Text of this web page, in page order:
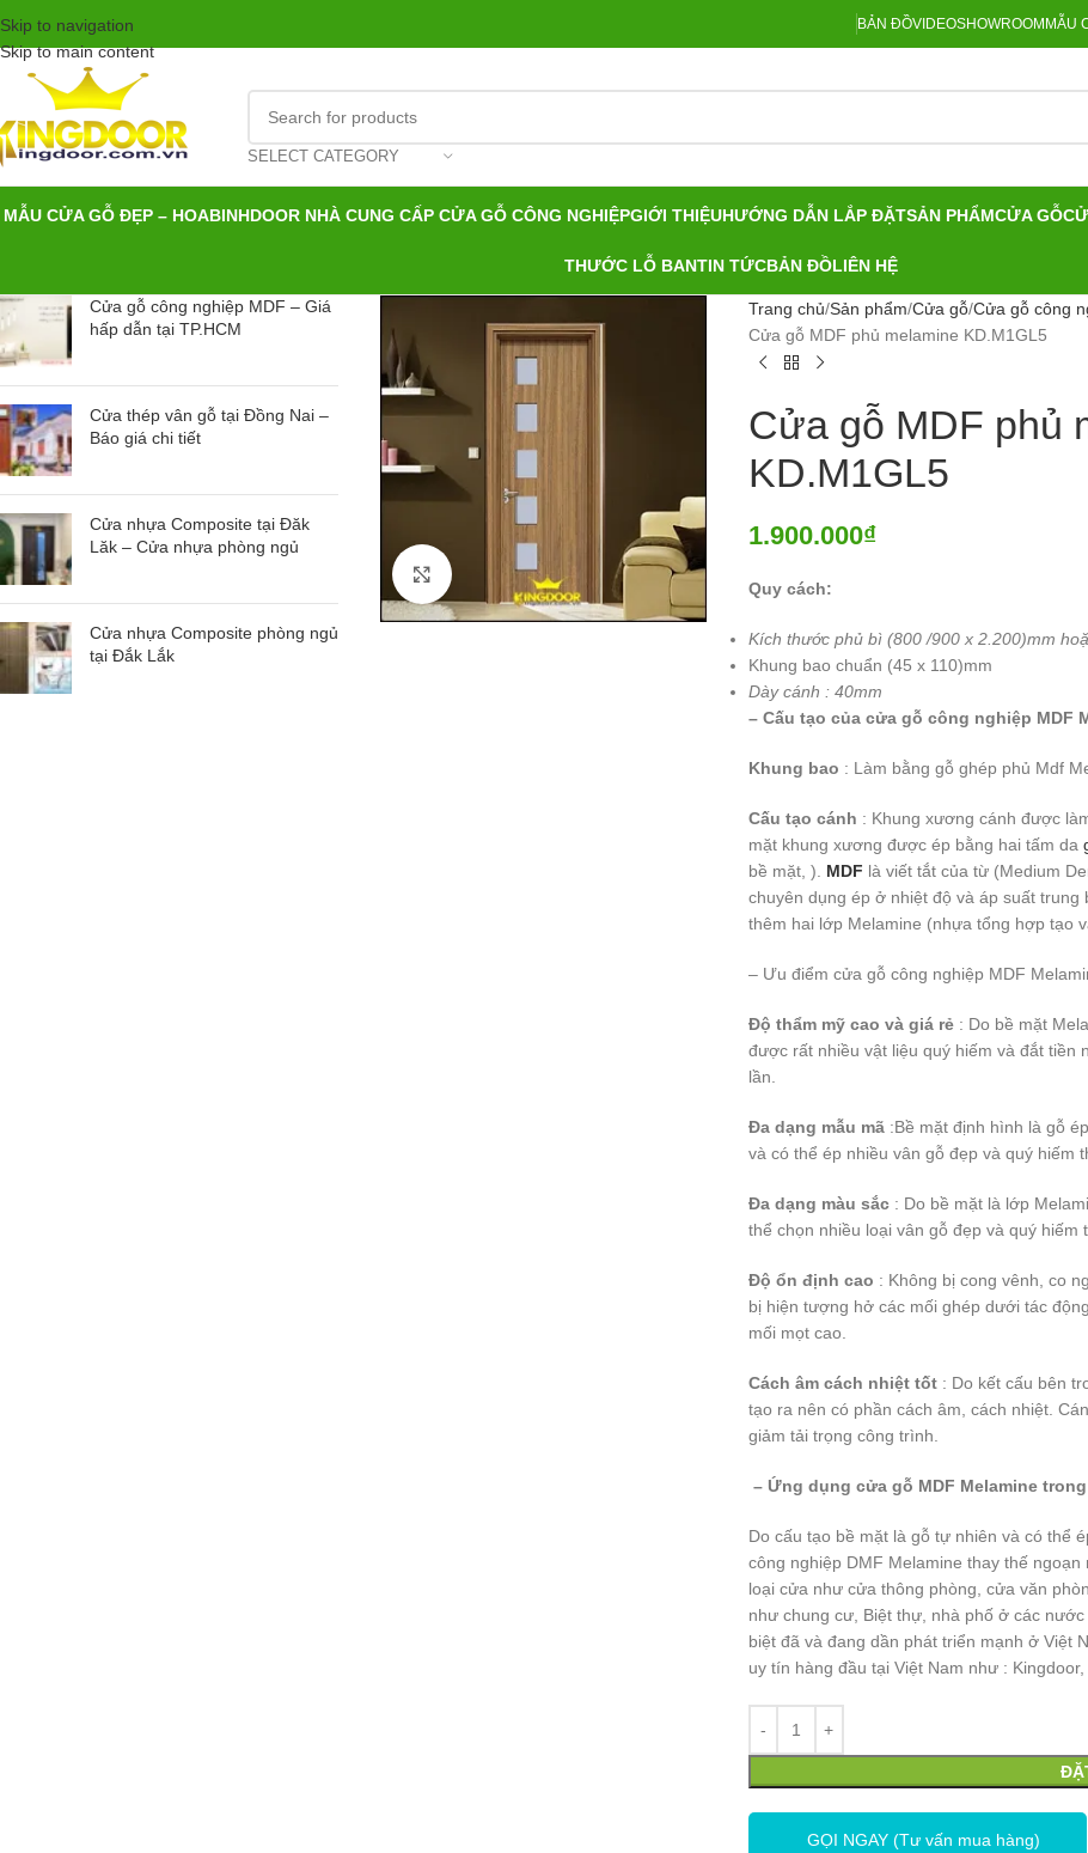
Skip to navigation
Skip to main content
BẢN ĐỒVIDEOSHOWROOM MẪU
SELECT CATEGORY
MẪU CỬA GỖ ĐẸP – HOABINHDOOR NHÀ CUNG CẤP CỬA GỖ CÔNG NGHIỆPGIỚI THIỆUHƯỚNG DẪN LẮP ĐẶTSẢN PHẨMCỬA GỖ
THƯỚC LỖ BANTIN TỨCBẢN ĐỒLIÊN HỆ
Cửa gỗ công nghiệp MDF – Giá
hấp dẫn tại TP.HCM
Cửa thép vân gỗ tại Đồng Nai –
Báo giá chi tiết
Cửa nhựa Composite tại Đăk
Lăk – Cửa nhựa phòng ngủ
Cửa nhựa Composite phòng ngủ
tại Đắk Lắk
Click to enlarge
Trang chủ Sản phẩm Cửa gỗ Cửa gỗ công
Cửa gỗ MDF phủ melamine KD.M1GL5
Cửa gỗ MDF phủ
KD.M1GL5
1.900.000₫
Quy cách:
Kích thước phủ bì (800 /900 x 2.200)mm
Khung bao chuẩn (45 x 110)mm
Dày cánh : 40mm
– Cấu tạo của cửa gỗ công nghiệp MDF
Khung bao : Làm bằng gỗ ghép phủ Mdf
Cấu tạo cánh : Khung xương cánh được
mặt khung xương được ép bằng hai tấm da
bề mặt, ). MDF là viết tắt của từ (Medium
chuyên dụng ép ở nhiệt độ và áp suất
thêm hai lớp Melamine (nhựa tổng hợp tạo
– Ưu điểm cửa gỗ công nghiệp MDF
Độ thẩm mỹ cao và giá rẻ: Do bề mặt
được rất nhiều vật liệu quý hiếm và đắt tiền
lần.
Đa dạng mẫu mã:Bề mặt định hình là gỗ
và có thể ép nhiều vân gỗ đẹp và quý hiếm
Đa dạng màu sắc: Do bề mặt là lớp
thể chọn nhiều loại vân gỗ đẹp và quý
Độ ổn định cao : Không bị cong vênh, co
bị hiện tượng hở các mối ghép dưới tác
mối mọt cao.
Cách âm cách nhiệt tốt: Do kết cấu bên
tạo ra nên có phần cách âm, cách nhiệt.
giảm tải trọng công trình.
– Ứng dụng cửa gỗ MDF Melamine
Do cấu tạo bề mặt là gỗ tự nhiên và có thể
công nghiệp DMF Melamine thay thế
loại cửa như cửa thông phòng, cửa văn
như chung cư, Biệt thự, nhà phố ở các
biệt đã và đang dần phát triển mạnh ở Việt
uy tín hàng đầu tại Việt Nam như :
GỌI NGAY (Tư vấn mua hàng)